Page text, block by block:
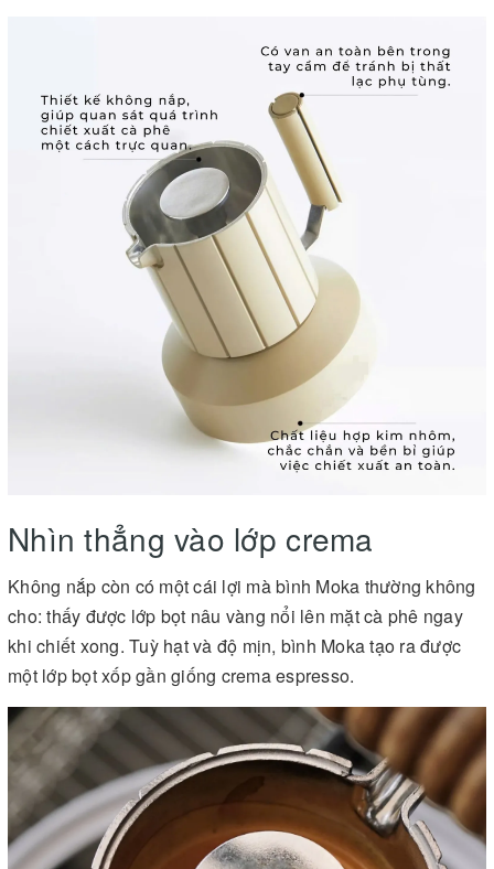
Nhìn thẳng vào lớp crema
Không nắp còn có một cái lợi mà bình Moka thường không
cho: thấy được lớp bọt nâu vàng nổi lên mặt cà phê ngay
khi chiết xong. Tuỳ hạt và độ mịn, bình Moka tạo ra được
một lớp bọt xốp gần giống crema espresso.